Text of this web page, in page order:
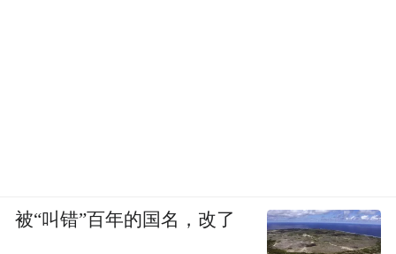
被“叫错”百年的国名，改了